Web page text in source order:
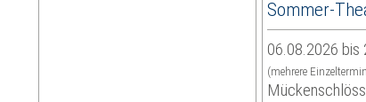
Sommer-
06.08.2026 bis
(mehrere